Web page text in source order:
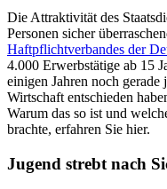
Die Attraktivität des
Personen sicher
Haftpflichtverbandes der
4.000 Erwerbstätige ab 15
einigen Jahren noch
Wirtschaft entschieden
Warum das so ist und
brachte, erfahren Sie hier.
Jugend strebt nach